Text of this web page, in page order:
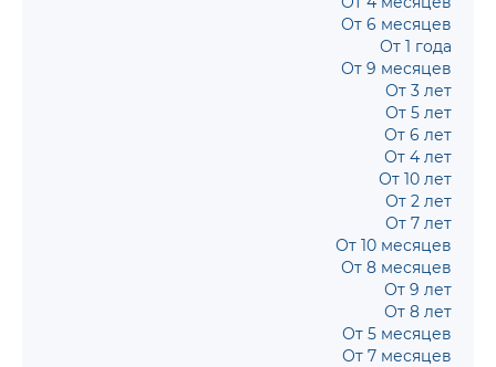
От 6 месяцев
От 1 года
От 9 месяцев
От 3 лет
От 5 лет
От 6 лет
От 4 лет
От 10 лет
От 2 лет
От 7 лет
От 10 месяцев
От 8 месяцев
От 9 лет
От 8 лет
От 5 месяцев
От 7 месяцев